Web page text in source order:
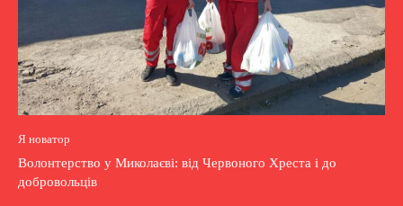
Я новатор
Волонтерство у Миколаєві: від Червоного Хреста і до
добровольців